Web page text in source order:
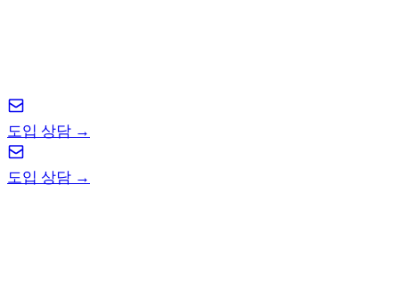
도입 상담 →
도입 상담 →